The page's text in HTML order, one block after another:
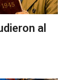
al